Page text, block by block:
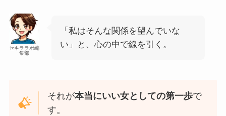
セキララボ編
集部
「私はそんな関係を望んでいな
い」と、心の中で線を引く。
それが本当にいい女としての第一歩で
す。